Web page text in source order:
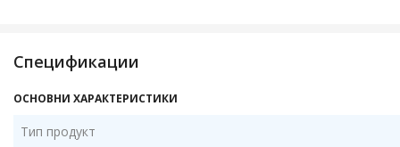
Спецификации
ОСНОВНИ ХАРАКТЕРИСТИКИ
Тип продукт